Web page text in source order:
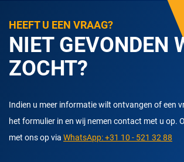
HEEFT U EEN VRAAG?
NIET GEVONDEN
ZOCHT?
Indien u meer informatie wilt ontvangen of een
het formulier in en wij nemen contact met u op.
met ons op via WhatsApp: +31 10 - 521 32 88